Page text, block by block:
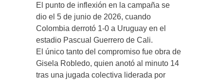
El punto de inflexión en la campaña se
dio el 5 de junio de 2026, cuando
Colombia derrotó 1-0 a Uruguay en el
estadio Pascual Guerrero de Cali.
El único tanto del compromiso fue obra de
Gisela Robledo, quien anotó al minuto 14
tras una jugada colectiva liderada por